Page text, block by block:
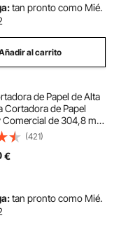
tan pronto como Mié.
al carrito
de Papel de Alta
Cortadora de Papel
Comercial de 304,8 mm
Capacidad para 400
de Papel Apilado
Escuela, Blanco
(421)
€
tan pronto como Mié.